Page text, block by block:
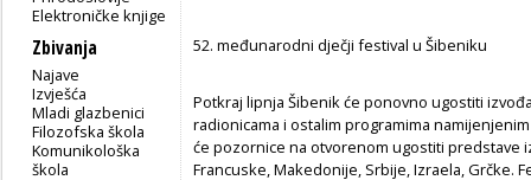
Elektroničke knjige
Zbivanja
Najave
Izvješća
Mladi glazbenici
Filozofska škola
Komunikološka
škola
52. međunarodni dječji festival u Šibeniku
Potkraj lipnja Šibenik će ponovno ugostiti
radionicama i ostalim programima
će pozornice na otvorenom ugostiti predstave
Francuske, Makedonije, Srbije, Izraela, Grčke.